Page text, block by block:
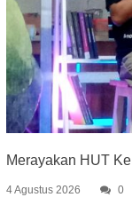
Merayakan HUT
4 Agustus 2026 0